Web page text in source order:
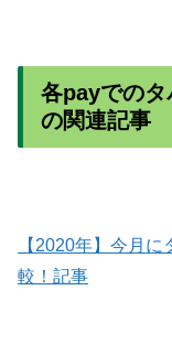
各payでのタ
の関連記事
【2020年】今月
較！記事